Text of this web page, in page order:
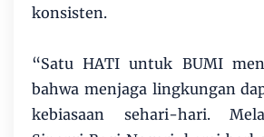
konsisten.
“Satu HATI untuk BUMI
bahwa menjaga lingkungan
kebiasaan sehari-hari.